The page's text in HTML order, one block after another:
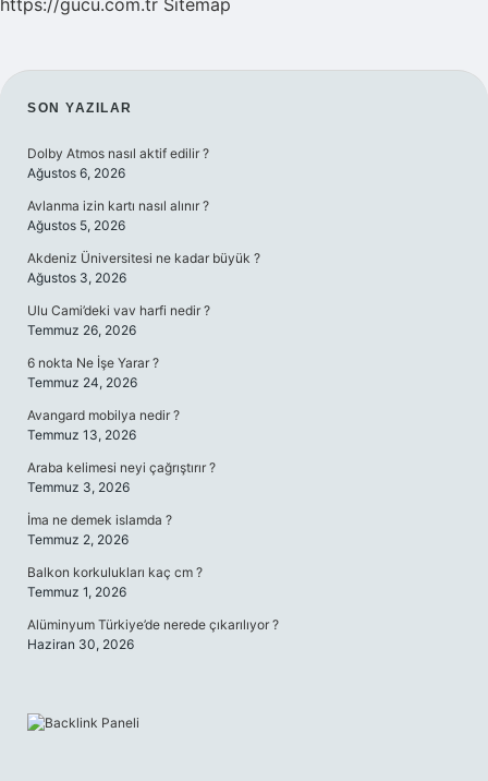
https://gucu.com.tr Sitemap
SIDEBAR
SON YAZILAR
Dolby Atmos nasıl aktif edilir ?
Ağustos 6, 2026
Avlanma izin kartı nasıl alınır ?
Ağustos 5, 2026
Akdeniz Üniversitesi ne kadar büyük ?
Ağustos 3, 2026
Ulu Cami’deki vav harfi nedir ?
Temmuz 26, 2026
6 nokta Ne İşe Yarar ?
Temmuz 24, 2026
Avangard mobilya nedir ?
Temmuz 13, 2026
Araba kelimesi neyi çağrıştırır ?
Temmuz 3, 2026
İma ne demek islamda ?
Temmuz 2, 2026
Balkon korkulukları kaç cm ?
Temmuz 1, 2026
Alüminyum Türkiye’de nerede çıkarılıyor ?
Haziran 30, 2026